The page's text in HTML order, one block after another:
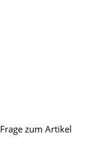
Frage zum Artikel